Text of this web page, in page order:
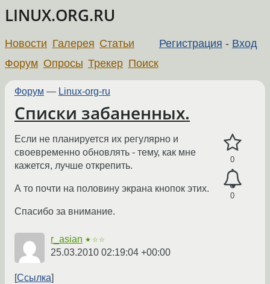
LINUX.ORG.RU
Регистрация - Вход
Новости Галерея Статьи
Форум Опросы Трекер Поиск
Форум — Linux-org-ru
Списки забаненных.
0
0
Если не планируется их регулярно и
своевременно обновлять - тему, как мне
кажется, лучше открепить.
А то почти на половину экрана кнопок этих.
Спасибо за внимание.
r_asian ★☆☆
25.03.2010 02:19:04 +00:00
Ссылка